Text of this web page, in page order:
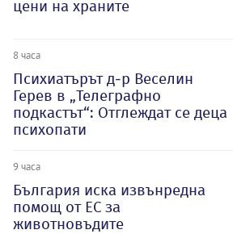
цени на храните
8 часа
Психиатърът д-р Веселин
Герев в „Телеграфно
подкастът“: Отглеждат се деца
психопати
9 часа
България иска извънредна
помощ от ЕС за
животновъдите